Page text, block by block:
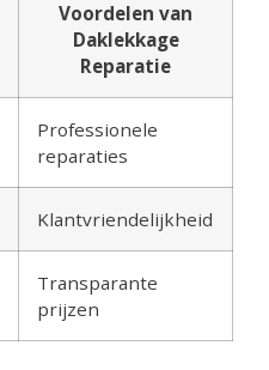
Voordelen van
Daklekkage
Reparatie
Professionele
reparaties
Klantvriendelijkheid
Transparante
prijzen